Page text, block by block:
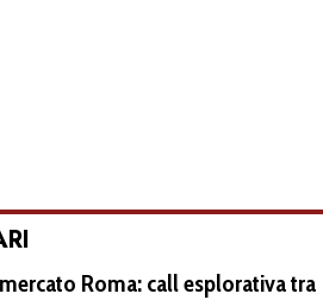
Roma: call esplorativa tra